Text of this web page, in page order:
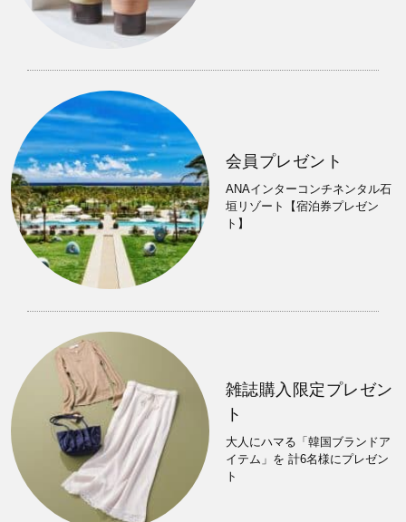
会員プレゼント
ANAインターコンチネンタル石
垣リゾート【宿泊券プレゼン
ト】
雑誌購入限定プレゼン
ト
大人にハマる「韓国ブランドア
イテム」を 計6名様にプレゼン
ト